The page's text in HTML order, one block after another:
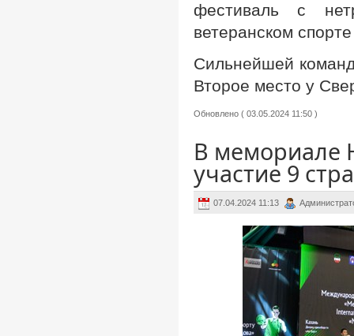
фестиваль с
ветеранском
Сильнейшей
Второе место у
Обновлено ( 03.05.2024 11:50 )
В мемориале
участие 9
07.04.2024 11:13